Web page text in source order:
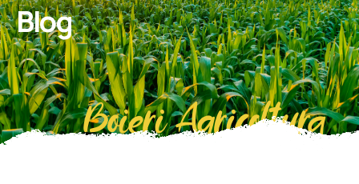
Blog
Boieri Agricoltura